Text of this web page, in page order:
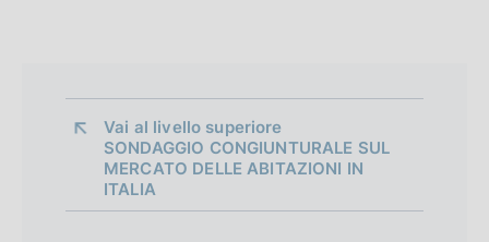
Vai al livello superiore
SONDAGGIO CONGIUNTURALE SUL
MERCATO DELLE ABITAZIONI IN
ITALIA